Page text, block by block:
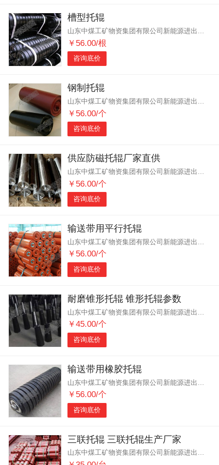
槽型托辊
￥56.00/根
咨询底价
钢制托辊
￥56.00/个
咨询底价
供应防磁托辊厂家直供
￥56.00/个
咨询底价
输送带用平行托辊
￥56.00/个
咨询底价
耐磨锥形托辊 锥形托辊参数
￥45.00/个
咨询底价
输送带用橡胶托辊
￥56.00/个
咨询底价
三联托辊 三联托辊生产厂家
山东中煤工矿物资集团有限公司新能源进出口分公司